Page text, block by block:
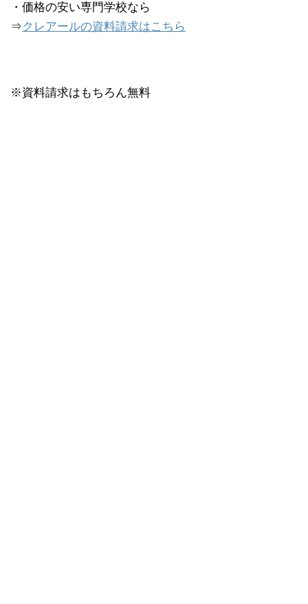
・価格の安い専門学校なら
⇒クレアールの資料請求はこちら
※資料請求はもちろん無料